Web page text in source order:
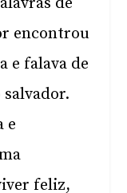
encontrou
e falava de
e
feliz,